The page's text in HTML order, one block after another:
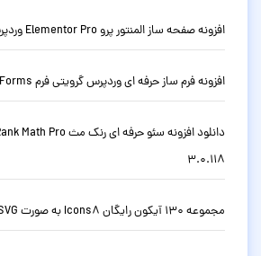
افزونه صفحه ساز المنتور پرو Elementor Pro وردپرس نسخه 4.2.1
افزونه فرم ساز حرفه ای وردپرس گرویتی فرم Gravity Forms نسخه 3.0.0
3.0.118
مجموعه 130 آیکون رایگان Icons8 به صورت SVG